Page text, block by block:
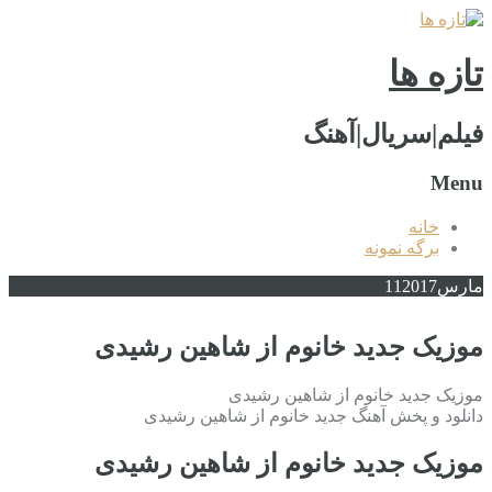
تازه ها
فیلم|سریال|آهنگ
Menu
خانه
برگه نمونه
مارس 11 2017
موزیک جدید خانوم از شاهین رشیدی
موزیک جدید خانوم از شاهین رشیدی
دانلود و پخش آهنگ جدید خانوم از شاهین رشیدی
موزیک جدید خانوم از شاهین رشیدی